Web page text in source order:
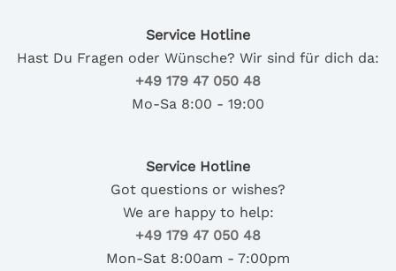
Service Hotline
Hast Du Fragen oder Wünsche? Wir sind für dich da:
+49 179 47 050 48
Mo-Sa 8:00 - 19:00
Service Hotline
Got questions or wishes?
We are happy to help:
+49 179 47 050 48
Mon-Sat 8:00am - 7:00pm